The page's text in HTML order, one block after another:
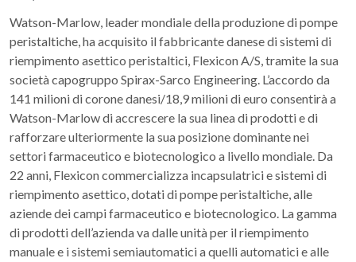
Watson-Marlow, leader mondiale della produzione di pompe
peristaltiche, ha acquisito il fabbricante danese di sistemi di
riempimento asettico peristaltici, Flexicon A/S, tramite la sua
società capogruppo Spirax-Sarco Engineering. L’accordo da
141 milioni di corone danesi/18,9 milioni di euro consentirà a
Watson-Marlow di accrescere la sua linea di prodotti e di
rafforzare ulteriormente la sua posizione dominante nei
settori farmaceutico e biotecnologico a livello mondiale. Da
22 anni, Flexicon commercializza incapsulatrici e sistemi di
riempimento asettico, dotati di pompe peristaltiche, alle
aziende dei campi farmaceutico e biotecnologico. La gamma
di prodotti dell’azienda va dalle unità per il riempimento
manuale e i sistemi semiautomatici a quelli automatici e alle